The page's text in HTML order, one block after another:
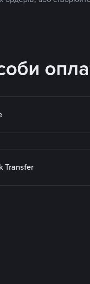
Transfer